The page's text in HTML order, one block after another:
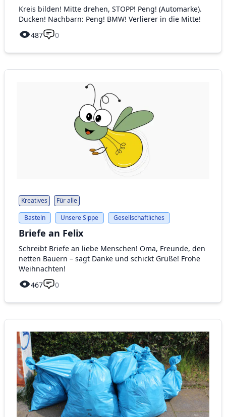
Kreis bilden! Mitte drehen, STOPP! Peng! (Automarke).
Ducken! Nachbarn: Peng! BMW! Verlierer in die Mitte!
487
0
Kreatives
Für alle
Basteln
Unsere Sippe Gesellschaftliches
Briefe an Felix
Schreibt Briefe an liebe Menschen! Oma, Freunde, den
netten Bauern – sagt Danke und schickt Grüße! Frohe
Weihnachten!
467
0